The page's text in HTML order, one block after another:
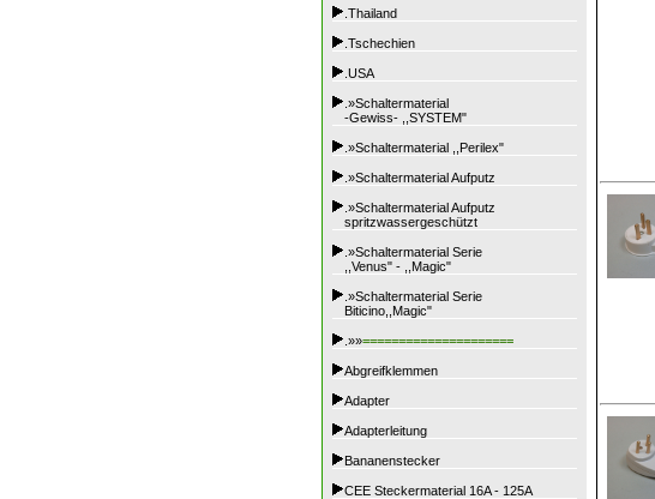
.Thailand
.Tschechien
.USA
.»Schaltermaterial
-Gewiss- ,,SYSTEM"
.»Schaltermaterial ,,Perilex"
.»Schaltermaterial Aufputz
.»Schaltermaterial Aufputz
spritzwassergeschützt
.»Schaltermaterial Serie
,,Venus" - ,,Magic"
.»Schaltermaterial Serie
Biticino,,Magic"
.»»=====================
Abgreifklemmen
Adapter
Adapterleitung
Bananenstecker
CEE Steckermaterial 16A - 125A